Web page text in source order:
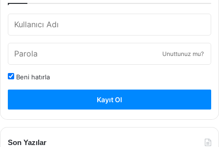
Unuttunuz mu?
Beni hatırla
Kayıt Ol
Son Yazılar